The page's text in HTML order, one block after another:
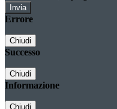
Errore
Chiudi
Successo
Chiudi
Informazione
Chiudi